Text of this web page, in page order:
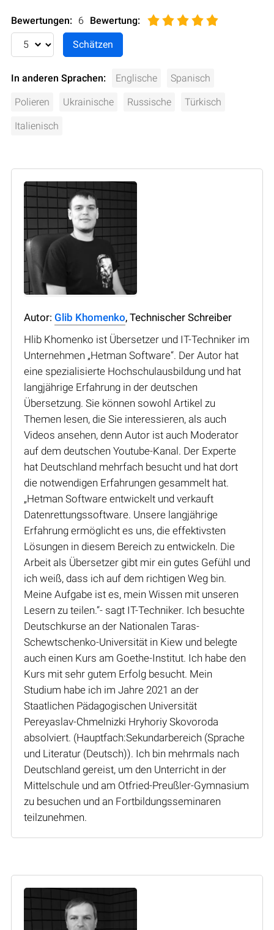
Bewertungen: 6 Bewertung:
In anderen Sprachen: Englische Spanisch
Polieren Ukrainische Russische Türkisch
Italienisch
Autor: Glib Khomenko, Technischer Schreiber
Hlib Khomenko ist Übersetzer und IT-Techniker im
Unternehmen „Hetman Software“. Der Autor hat
eine spezialisierte Hochschulausbildung und hat
langjährige Erfahrung in der deutschen
Übersetzung. Sie können sowohl Artikel zu
Themen lesen, die Sie interessieren, als auch
Videos ansehen, denn Autor ist auch Moderator
auf dem deutschen Youtube-Kanal. Der Experte
hat Deutschland mehrfach besucht und hat dort
die notwendigen Erfahrungen gesammelt hat.
„Hetman Software entwickelt und verkauft
Datenrettungssoftware. Unsere langjährige
Erfahrung ermöglicht es uns, die effektivsten
Lösungen in diesem Bereich zu entwickeln. Die
Arbeit als Übersetzer gibt mir ein gutes Gefühl und
ich weiß, dass ich auf dem richtigen Weg bin.
Meine Aufgabe ist es, mein Wissen mit unseren
Lesern zu teilen.“- sagt IT-Techniker. Ich besuchte
Deutschkurse an der Nationalen Taras-
Schewtschenko-Universität in Kiew und belegte
auch einen Kurs am Goethe-Institut. Ich habe den
Kurs mit sehr gutem Erfolg besucht. Mein
Studium habe ich im Jahre 2021 an der
Staatlichen Pädagogischen Universität
Pereyaslav-Chmelnizki Hryhoriy Skovoroda
absolviert. (Hauptfach:Sekundarbereich (Sprache
und Literatur (Deutsch)). Ich bin mehrmals nach
Deutschland gereist, um den Unterricht in der
Mittelschule und am Otfried-Preußler-Gymnasium
zu besuchen und an Fortbildungsseminaren
teilzunehmen.